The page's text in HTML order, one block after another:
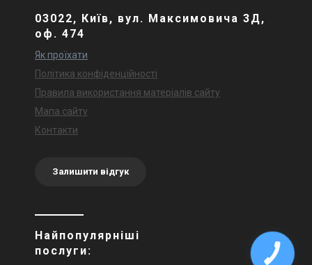
03022, Київ, вул. Максимовича 3Д,
оф. 474
Як проїхати
Політика конфіденційності
Правила використання матеріалів сайту
Мапа сайту
Контакти
Залишити відгук
Найпопулярніші
послуги: